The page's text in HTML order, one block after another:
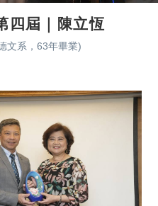
四屆｜陳立恆
文系，63年畢業)